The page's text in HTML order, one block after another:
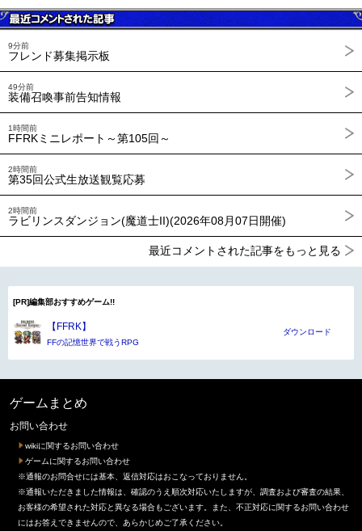
9分前
フレンド募集掲示板
49分前
装備召喚事前告知情報
1時間前
FFRKミニレポート～第105回～
2時間前
第35回公式生放送観覧応募
2時間前
ラビリンスダンジョン(魔道士II)(2026年08月07日開催)
最近コメントされた記事をもっと見る
[PR]編集部おすすめゲーム!!
【FFRK】
FFの記憶世界で戦うRPG
ダウンロード
ゲームまとめ
お問い合わせ
wikiに関するお問い合わせ
ゲームに関するお問い合わせ
※通報のお問合せには基本、返信対応はおこなっておりません。
※通報いただきました情報は、確認のうえ順次対応いたしますが、調査および審査の結果、
お客様の希望された対応と異なる場合もございます。また、不正対応に関するお問い合わせ
にはお答えできませんので、あらかじめご了承ください。